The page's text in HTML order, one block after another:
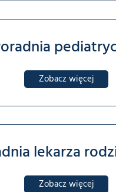
Zobacz więcej
lekarza
Zobacz więcej